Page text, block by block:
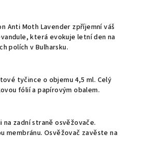
Anti Moth Lavender zpříjemní váš
která evokuje letní den na
polích v Bulharsku.
tyčince o objemu 4,5 ml. Celý
fólií a papírovým obalem.
zadní straně osvěžovače.
membránu. Osvěžovač zavěste na